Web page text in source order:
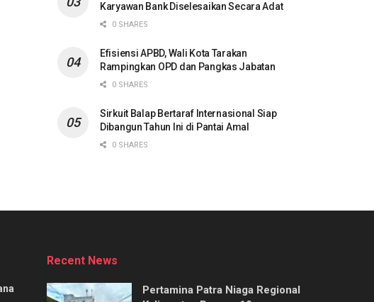
Karyawan Bank Diselesaikan Secara Adat
0 SHARES
Efisiensi APBD, Wali Kota Tarakan
Rampingkan OPD dan Pangkas Jabatan
0 SHARES
Sirkuit Balap Bertaraf Internasional Siap
Dibangun Tahun Ini di Pantai Amal
0 SHARES
Recent News
Pertamina Patra Niaga Regional